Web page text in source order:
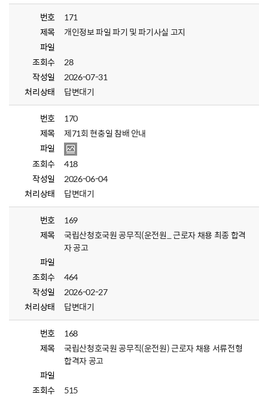
번호
171
제목
개인정보 파일 파기 및 파기사실 고지
파일
조회수
28
작성일
2026-07-31
처리상태
답변대기
번호
170
제목
제71회 현충일 참배 안내
파일
조회수
418
작성일
2026-06-04
처리상태
답변대기
번호
169
제목
국립산청호국원 공무직(운전원_ 근로자 채용 최종 합격
자 공고
파일
조회수
464
작성일
2026-02-27
처리상태
답변대기
번호
168
제목
국립산청호국원 공무직(운전원) 근로자 채용 서류전형
합격자 공고
파일
조회수
515